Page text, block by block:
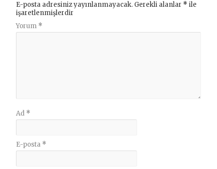
E-posta adresiniz yayınlanmayacak. Gerekli alanlar * ile
işaretlenmişlerdir
Yorum *
Ad *
E-posta *